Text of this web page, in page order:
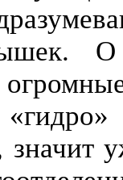
О
значит